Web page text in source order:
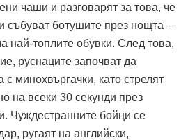
чаши и разговарят за това, че
събуват ботушите през нощта –
най-топлите обувки. След това,
руснаците започват да
минохвъргачки, като стрелят
на всеки 30 секунди през
Чуждестранните бойци се
ругаят на английски,